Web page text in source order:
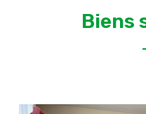
Biens